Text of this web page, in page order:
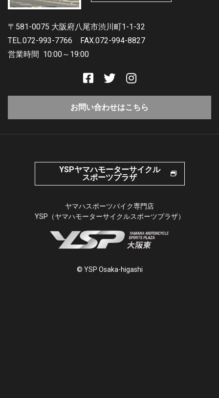
〒581-0075 大阪府八尾市渋川町1-1-32
TEL.072-993-7766
FAX.072-994-8827
営業時間 10:00～19:00
お問い合わせはこちら
YSPヤマハモーターサイクル
スポーツプラザ
ヤマハスポーツバイク専門店
YSP（ヤマハモーターサイクルスポーツプラザ）
© YSP Osaka-higashi